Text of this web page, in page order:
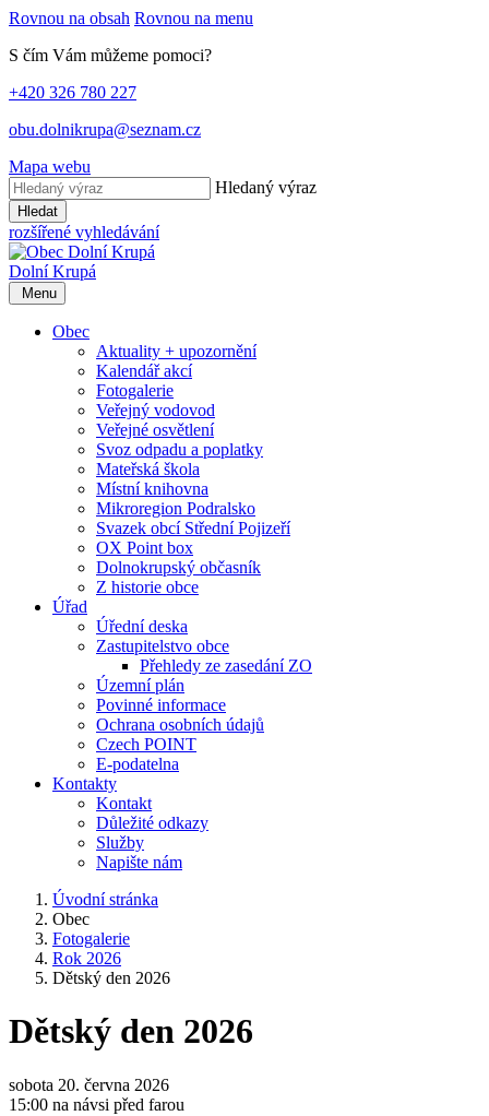
Rovnou na obsah Rovnou na menu
S čím Vám můžeme pomoci?
+420 326 780 227
obu.dolnikrupa@seznam.cz
Mapa webu
Hledaný výraz
Hledat
rozšířené vyhledávání
Dolní Krupá
Menu
Obec
Aktuality + upozornění
Kalendář akcí
Fotogalerie
Veřejný vodovod
Veřejné osvětlení
Svoz odpadu a poplatky
Mateřská škola
Místní knihovna
Mikroregion Podralsko
Svazek obcí Střední Pojizeří
OX Point box
Dolnokrupský občasník
Z historie obce
Úřad
Úřední deska
Zastupitelstvo obce
Přehledy ze zasedání ZO
Územní plán
Povinné informace
Ochrana osobních údajů
Czech POINT
E-podatelna
Kontakty
Kontakt
Důležité odkazy
Služby
Napište nám
Úvodní stránka
Obec
Fotogalerie
Rok 2026
Dětský den 2026
Dětský den 2026
sobota 20. června 2026
15:00 na návsi před farou